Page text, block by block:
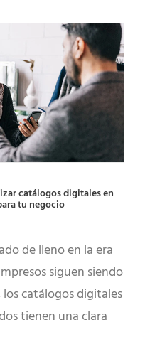
catálogos digitales en
tu negocio
de lleno en la era
siguen siendo
catálogos digitales
tienen una clara